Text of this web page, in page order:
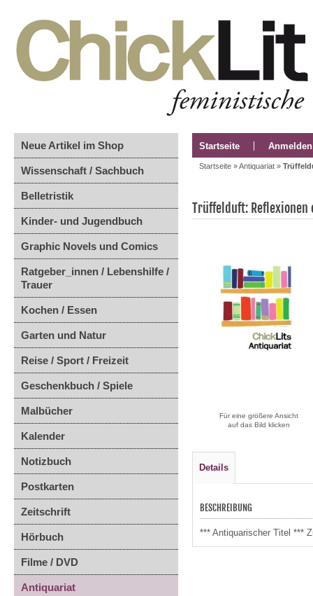
Neue Artikel im Shop
Wissenschaft / Sachbuch
Belletristik
Kinder- und Jugendbuch
Graphic Novels und Comics
Ratgeber_innen / Lebenshilfe /
Trauer
Kochen / Essen
Garten und Natur
Reise / Sport / Freizeit
Geschenkbuch / Spiele
Malbücher
Kalender
Notizbuch
Postkarten
Zeitschrift
Hörbuch
Filme / DVD
Antiquariat
Startseite Anmelden
Startseite »Antiquariat »
Trüffelduft: Reflexionen
Für eine größere Ansicht
auf das Bild klicken
Details
BESCHREIBUNG
*** Antiquarischer Titel ***